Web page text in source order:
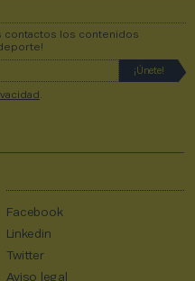
contactos los contenidos
Facebook
Linkedin
Twitter
Aviso legal